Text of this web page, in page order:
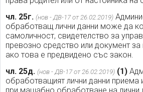
чл. 25г. (нов - ДВ-17 от 26.02.2019)
обработващ лични данни може да
самоличност, свидетелство за
превозно средство или документ
ако това е предвидено със закон.
чл. 25д. (нов - ДВ-17 от 26.02.2019) (1)
обработващият лични данни приема